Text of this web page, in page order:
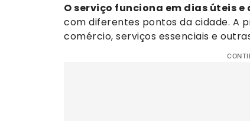
O serviço funciona em dias úteis e
com diferentes pontos da cidade. A
comércio, serviços essenciais e